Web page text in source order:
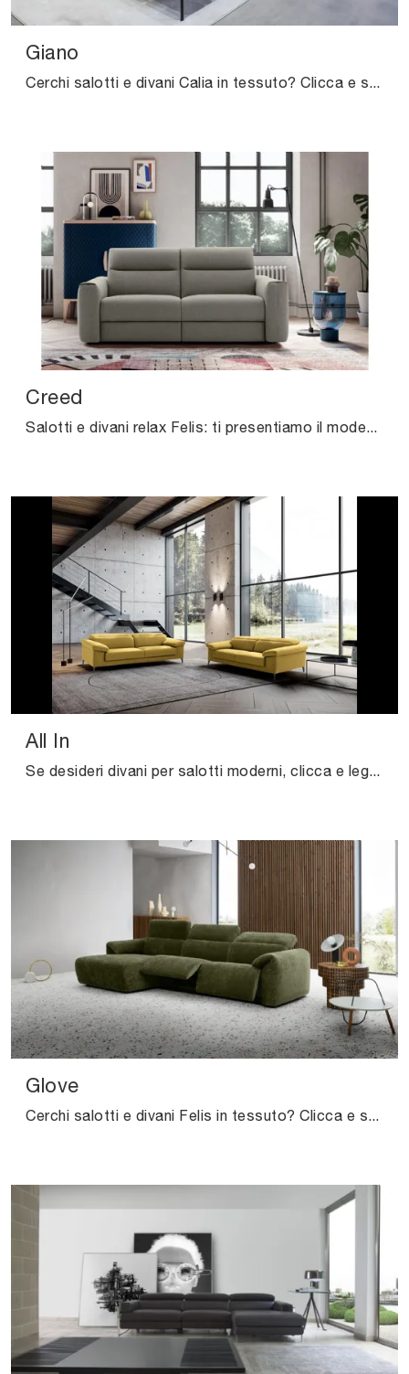
Giano
Cerchi salotti e divani Calia in tessuto? Clicca e scopri di più sul modello Giano per spazi moderni.
Creed
Salotti e divani relax Felis: ti presentiamo il modello Creed in tessuto per impreziosire il soggiorno.
All In
Se desideri divani per salotti moderni, clicca e leggi di più sul modello All In in tessuto dell'azienda Felis.
Glove
Cerchi salotti e divani Felis in tessuto? Clicca e scopri di più sul modello Glove per spazi moderni.